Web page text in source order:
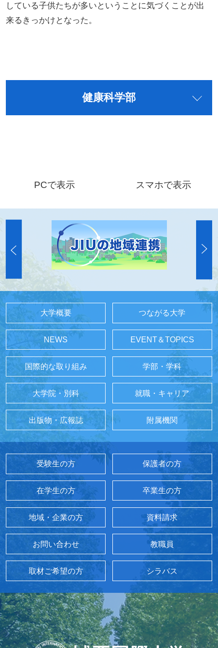
している子供たちが多いということに気づくことが出
来るきっかけとなった。
健康科学部
PCで表示 スマホで表示
大学概要 つながる大学
NEWS EVENT＆TOPICS
国際的な取り組み 学部・学科
大学院・別科 就職・キャリア
出版物・広報誌 附属機関
受験生の方 保護者の方
在学生の方 卒業生の方
地域・企業の方 資料請求
お問い合わせ 教職員
取材ご希望の方 シラバス